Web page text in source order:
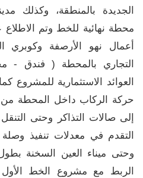
الجديدة بالمنطقة، وكذلك
محطة نهائية للخط وتم الاطلاع
أعمال نهو الأرصفة وكوبري
التجاري بالمحطة ( فندق -
العوائد الاستثمارية للمشروع
حركة الركاب داخل المحطة من
إلى صالات التذاكر وحتى التنقل
التقدم في معدلات تنفيذ
الربط مع مشروع الخط الأول